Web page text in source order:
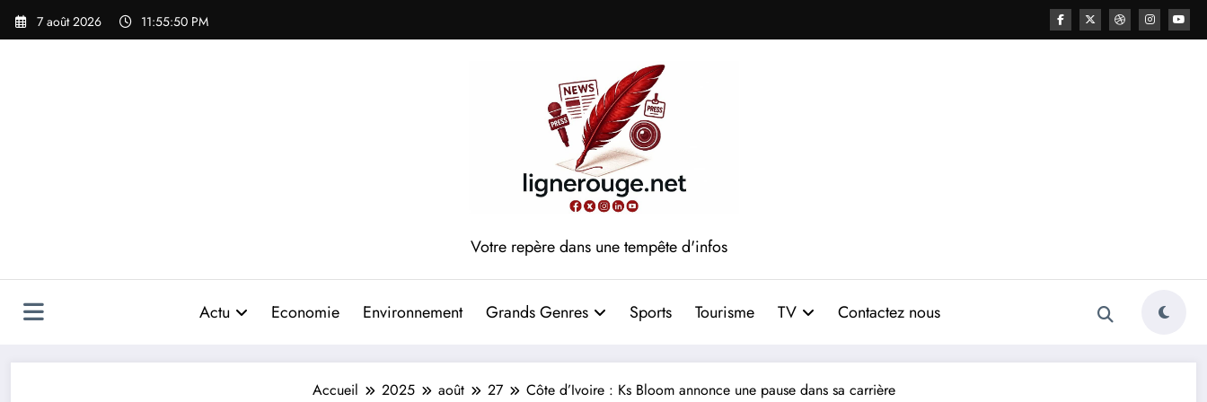
Aller
7 août 2026 11:55:52 PM
Votre repère dans une tempête d'infos
Actu Economie Environnement Grands Genres Sports Tourisme TV Contactez nous
Accueil 2025 août 27 Côte d’Ivoire : Ks Bloom annonce une pause dans sa carrière